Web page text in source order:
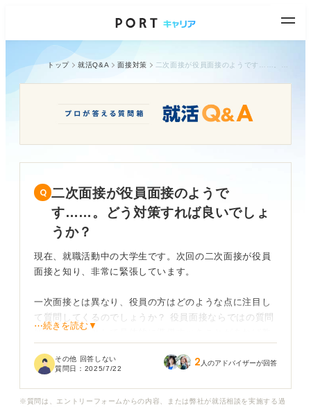
トップ 就活Q&A 面接対策
二次面接が役員面接のようで
す……。どう対策すれば良いでしょ
うか？
現在、就職活動中の大学生です。次回の二次面接が役員
面接と知り、非常に緊張しています。
一次面接とは異なり、役員の方はどのような点に注目し
て質問してくるのでしょうか？ 役員面接ならではの質問
傾向や、対策として具体的に準備すべきことがあれば教
⋯続きを読む▼
その他 回答しない
質問日： 2025/7/22 2 人のアドバイザーが回答
※質問は、エントリーフォームからの内容、または弊社が就活相談を実施する過